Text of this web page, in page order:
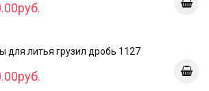
для литья грузил дробь 1127